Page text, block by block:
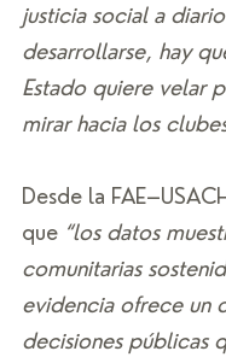
justicia social a
desarrollarse, hay
Estado quiere velar
mirar hacia los
Desde la
que “los datos
comunitarias
evidencia ofrece un
decisiones públicas